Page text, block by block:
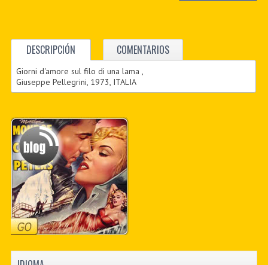
DESCRIPCIÓN COMENTARIOS
Giorni d'amore sul filo di una lama ,
Giuseppe Pellegrini, 1973, ITALIA